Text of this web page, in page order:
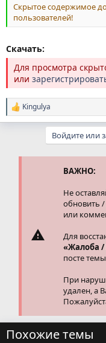
Скрытое содержимое
пользователей!
Скачать:
Для просмотра
или
Р
е
Kingulya
Войдите или
ВАЖНО:
Не
обновить /
или
Для
«Жалоба /
посте
При
удален, а
Похожие темы